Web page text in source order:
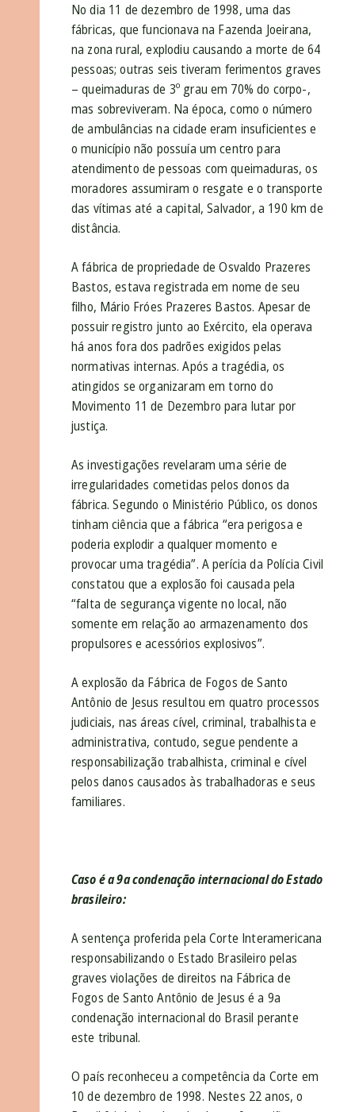
No dia 11 de dezembro de 1998, uma das
fábricas, que funcionava na Fazenda Joeirana,
na zona rural, explodiu causando a morte de 64
pessoas; outras seis tiveram ferimentos graves
– queimaduras de 3º grau em 70% do corpo-,
mas sobreviveram. Na época, como o número
de ambulâncias na cidade eram insuficientes e
o município não possuía um centro para
atendimento de pessoas com queimaduras, os
moradores assumiram o resgate e o transporte
das vítimas até a capital, Salvador, a 190 km de
distância.
A fábrica de propriedade de Osvaldo Prazeres
Bastos, estava registrada em nome de seu
filho, Mário Fróes Prazeres Bastos. Apesar de
possuir registro junto ao Exército, ela operava
há anos fora dos padrões exigidos pelas
normativas internas. Após a tragédia, os
atingidos se organizaram em torno do
Movimento 11 de Dezembro para lutar por
justiça.
As investigações revelaram uma série de
irregularidades cometidas pelos donos da
fábrica. Segundo o Ministério Público, os donos
tinham ciência que a fábrica “era perigosa e
poderia explodir a qualquer momento e
provocar uma tragédia”. A perícia da Polícia Civil
constatou que a explosão foi causada pela
“falta de segurança vigente no local, não
somente em relação ao armazenamento dos
propulsores e acessórios explosivos”.
A explosão da Fábrica de Fogos de Santo
Antônio de Jesus resultou em quatro processos
judiciais, nas áreas cível, criminal, trabalhista e
administrativa, contudo, segue pendente a
responsabilização trabalhista, criminal e cível
pelos danos causados às trabalhadoras e seus
familiares.
Caso é a 9a condenação internacional do Estado
brasileiro:
A sentença proferida pela Corte Interamericana
responsabilizando o Estado Brasileiro pelas
graves violações de direitos na Fábrica de
Fogos de Santo Antônio de Jesus é a 9a
condenação internacional do Brasil perante
este tribunal.
O país reconheceu a competência da Corte em
10 de dezembro de 1998. Nestes 22 anos, o